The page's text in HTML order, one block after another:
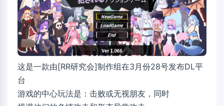
这是一款由[RR研究会]制作组在3月份28号发布DL平
台
游戏的中心玩法是：击败或无视朋友，同时